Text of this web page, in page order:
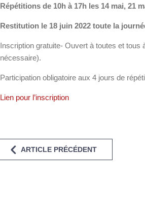
Répétitions de 10h à 17h les 14 mai, 21
Restitution le 18 juin 2022 toute la
Inscription gratuite- Ouvert à toutes et tous
nécessaire).
Participation obligatoire aux 4 jours de
Lien pour l’inscription
ARTICLE PRÉCÉDENT